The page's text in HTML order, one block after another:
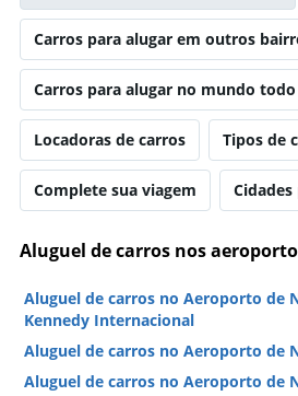
Carros para alugar em outros
Carros para alugar no mundo todo
Locadoras de carros Tipos de
Complete sua viagem
Aluguel de carros nos
Aluguel de carros no Aeroporto de
Kennedy Internacional
Aluguel de carros no Aeroporto de
Aluguel de carros no Aeroporto de